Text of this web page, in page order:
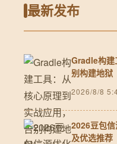
最新发布
Gradle构建
别构建地狱
2026/8/8
2026豆包
及优选推荐